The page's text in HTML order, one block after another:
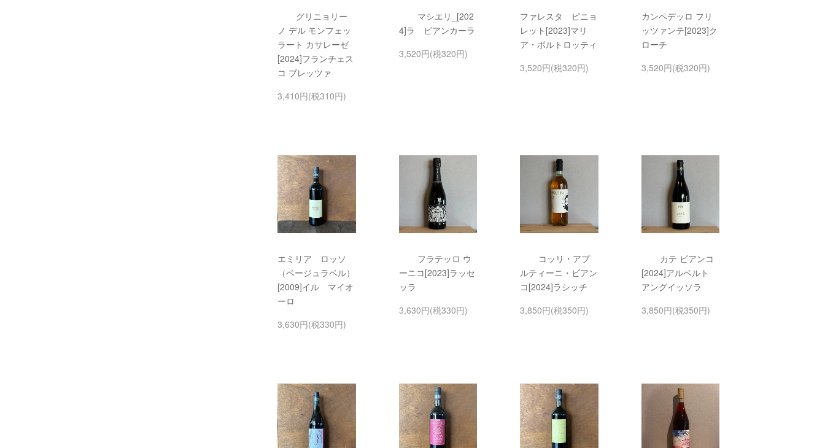
グリニョリー
ノ デル モンフェッ
ラート カサレーゼ
[2024]フランチェス
コ ブレッツァ
3,410円(税310円)
マシエリ_[202
4]ラ ビアンカーラ
3,520円(税320円)
ファレスタ ピニョ
レット[2023]マリ
ア・ボルトロッティ
3,520円(税320円)
カンペデッロ フリ
ッツァンテ[2023]ク
ローチ
3,520円(税320円)
エミリア ロッソ
（ベージュラベル）
[2009]イル マイオ
ーロ
3,630円(税330円)
フラテッロ ウ
ーニコ[2023]ラッセ
ッラ
3,630円(税330円)
コッリ・アプ
ルティーニ・ビアン
コ[2024]ラシッチ
3,850円(税350円)
カテ ビアンコ
[2024]アルベルト
アングイッソラ
3,850円(税350円)